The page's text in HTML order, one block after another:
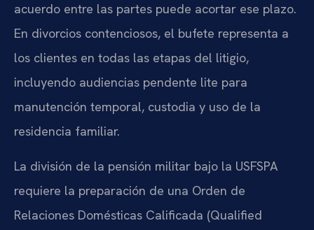
acuerdo entre las partes puede acortar ese plazo.
En divorcios contenciosos, el bufete representa a
los clientes en todas las etapas del litigio,
incluyendo audiencias pendente lite para
manutención temporal, custodia y uso de la
residencia familiar.
La división de la pensión militar bajo la USFSPA
requiere la preparación de una Orden de
Relaciones Domésticas Calificada (Qualified